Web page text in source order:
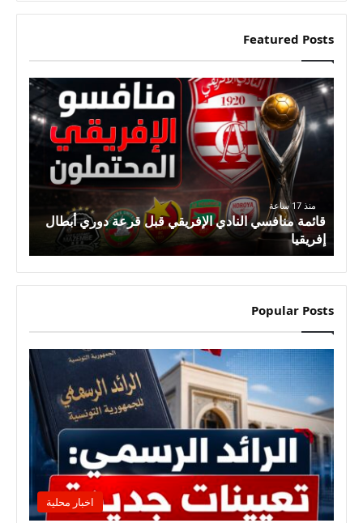
Featured Posts
ق
ئ
س
ي
ل
ن
ا
ل
إ
ف
ر
ي
ق
منذ 17 ساعة
قائمة منافسي النادي الإفريقي قبل قرعة دوري أبطال
إفريقيا
Popular Posts
اخبار محلية